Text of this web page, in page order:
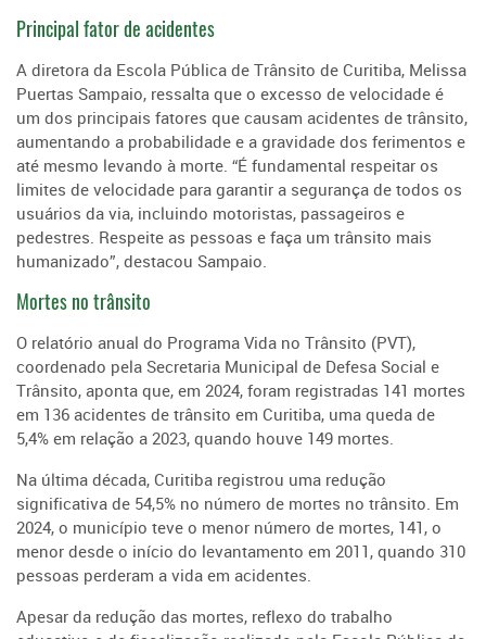
Principal fator de acidentes
A diretora da Escola Pública de Trânsito de Curitiba, Melissa
Puertas Sampaio, ressalta que o excesso de velocidade é
um dos principais fatores que causam acidentes de trânsito,
aumentando a probabilidade e a gravidade dos ferimentos e
até mesmo levando à morte. “É fundamental respeitar os
limites de velocidade para garantir a segurança de todos os
usuários da via, incluindo motoristas, passageiros e
pedestres. Respeite as pessoas e faça um trânsito mais
humanizado”, destacou Sampaio.
Mortes no trânsito
O relatório anual do Programa Vida no Trânsito (PVT),
coordenado pela Secretaria Municipal de Defesa Social e
Trânsito, aponta que, em 2024, foram registradas 141 mortes
em 136 acidentes de trânsito em Curitiba, uma queda de
5,4% em relação a 2023, quando houve 149 mortes.
Na última década, Curitiba registrou uma redução
significativa de 54,5% no número de mortes no trânsito. Em
2024, o município teve o menor número de mortes, 141, o
menor desde o início do levantamento em 2011, quando 310
pessoas perderam a vida em acidentes.
Apesar da redução das mortes, reflexo do trabalho